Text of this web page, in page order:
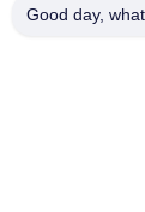
Adres
Good day,